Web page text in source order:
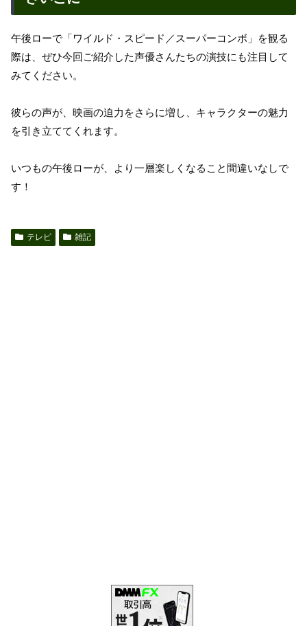
午後ローで「ワイルド・スピード／スーパーコンボ」を観る
際は、ぜひ今回ご紹介した声優さんたちの演技にも注目して
みてください。
彼らの声が、映画の迫力をさらに増し、キャラクターの魅力
を引き立ててくれます。
いつもの午後ローが、より一層楽しくなること間違いなしで
す！
テレビ 雑記